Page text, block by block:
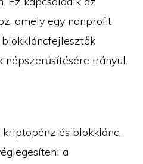
amely egy nonprofit
népszerűsítésére irányul.
és blokklánc,
a